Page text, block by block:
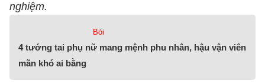
nghiệm.
Bói
4 tướng tai phụ nữ mang mệnh phu nhân, hậu vận viên
mãn khó ai bằng